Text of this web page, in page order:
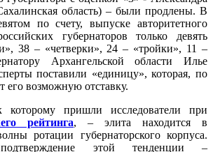
область) – были продлены. В
по счету, выпуске авторитетного
губернаторов только девять
38 – «четверки», 24 – «тройки», 11 –
Архангельской области Илье
поставили «единицу», которая, по
его возможную отставку.
пришли исследователи при
рейтинга, – элита находится в
ротации губернаторского корпуса.
подтверждение этой тенденции –